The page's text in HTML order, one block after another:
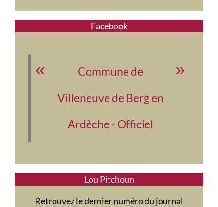
Facebook
Commune de
Villeneuve de Berg en
Ardèche - Officiel
Lou Pitchoun
Retrouvez le dernier numéro du journal